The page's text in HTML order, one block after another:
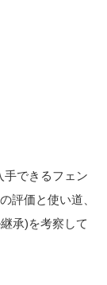
手できるフェン
評価と使い道、
承)を考察して